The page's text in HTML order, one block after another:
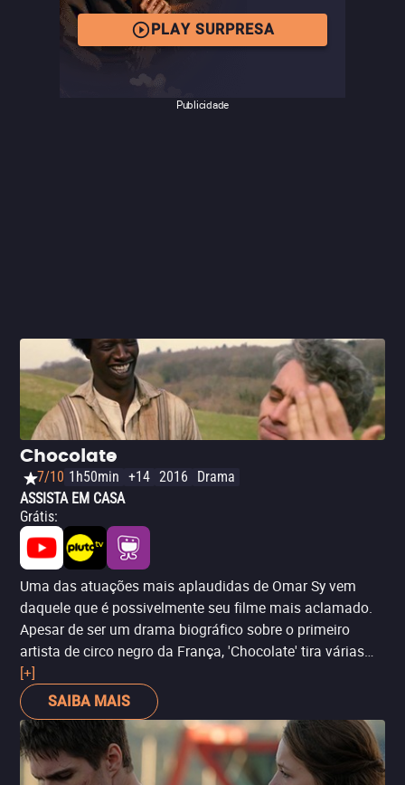
PLAY SURPRESA
Publicidade
Chocolate
7/10 1h50min +14 2016
Drama
ASSISTA EM CASA
Grátis:
Uma das atuações mais aplaudidas de Omar Sy vem
daquele que é possivelmente seu filme mais aclamado.
Apesar de ser um drama biográfico sobre o primeiro
artista de circo negro da França, 'Chocolate' tira várias
licenças criativas para colocar questões sobre racismo e
entretenimento, sustentadas do início ao fim por seu
trabalho como protagonista.
[+]
SAIBA MAIS